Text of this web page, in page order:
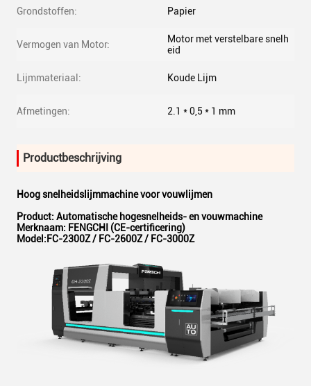
Grondstoffen: Papier
Vermogen van Motor:
Motor met verstelbare snelh
eid
Lijmmateriaal: Koude Lijm
Afmetingen: 2.1 * 0,5 * 1 mm
Productbeschrijving
Hoog snelheidslijmmachine voor vouwlijmen
Product: Automatische hogesnelheids- en vouwmachine
Merknaam: FENGCHI (CE-certificering)
Model: FC-2300Z / FC-2600Z / FC-3000Z